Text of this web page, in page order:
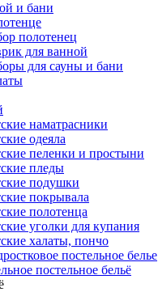
и бани
полотенец
для ванной
для сауны и бани
наматрасники
одеяла
пеленки и простыни
пледы
подушки
покрывала
полотенца
уголки для купания
халаты, пончо
постельное белье
постельное бельё